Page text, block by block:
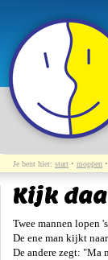
Je bent hier: start • moppen •
Kijk
Twee mannen lopen
De ene man kijkt
De andere zegt: "Ma